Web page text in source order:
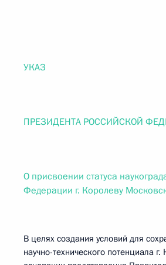
УКАЗ
ПРЕЗИДЕНТА РОССИЙСКОЙ
О присвоении статуса
Федерации г. Королеву
В целях создания условий для
научно-технического потенциала